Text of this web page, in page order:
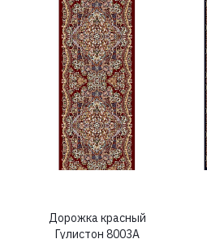
Дорожка красный
Гулистон 8003A